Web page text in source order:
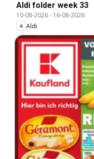
Aldi folder week 33
10-08-2026- 16-08-2026
Aldi